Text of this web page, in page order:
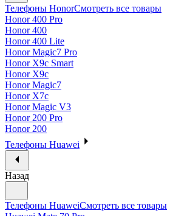
Телефоны HonorСмотреть все товары
Honor 400 Pro
Honor 400
Honor 400 Lite
Honor Magic7 Pro
Honor X9c Smart
Honor X9c
Honor Magic7
Honor X7c
Honor Magic V3
Honor 200 Pro
Honor 200
Телефоны Huawei
Назад
Телефоны HuaweiСмотреть все товары